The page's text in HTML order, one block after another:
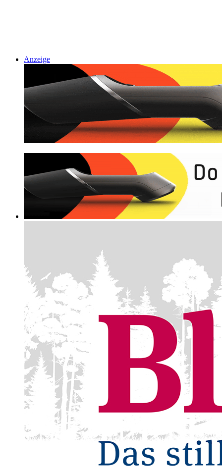
Anzeige